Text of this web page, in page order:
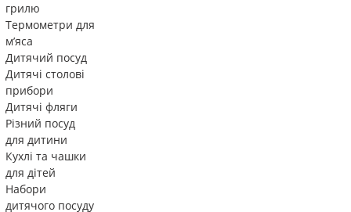
грилю
Термометри для
м’яса
Дитячий посуд
Дитячі столові
прибори
Дитячі фляги
Різний посуд
для дитини
Кухлі та чашки
для дітей
Набори
дитячого посуду